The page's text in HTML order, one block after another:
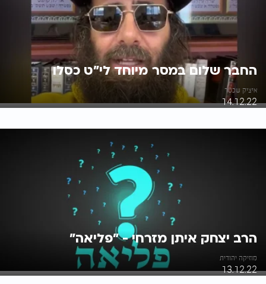
החבר שלום במסר מיוחד לי"ט כסלו
איציק שכטר
14.12.22
הרב יצחק איתן מזרחי - "פליאה"
מוזיקה יהודית
13.12.22